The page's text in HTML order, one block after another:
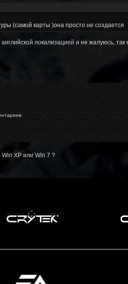
(самой карты )она просто не создается
локализацией и не жалуюсь, так
XP или Win 7 ?